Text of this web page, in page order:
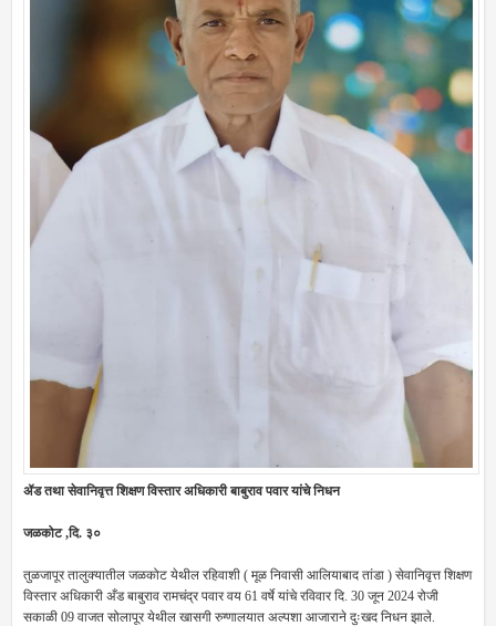
ॲड तथा सेवानिवृत्त शिक्षण विस्तार अधिकारी बाबुराव पवार यांचे निधन
जळकोट ,दि. ३०
तुळजापूर तालुक्यातील जळकोट येथील रहिवाशी ( मूळ निवासी आलियाबाद तांडा ) सेवानिवृत्त शिक्षण
विस्तार अधिकारी अँड बाबुराव रामचंद्र पवार वय 61 वर्षे यांचे रविवार दि. 30 जून 2024 रोजी
सकाळी 09 वाजत सोलापूर येथील खासगी रुग्णालयात अल्पशा आजाराने दुःखद निधन झाले.